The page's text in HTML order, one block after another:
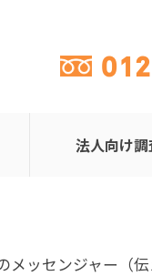
法人向け
ッセンジャー（伝